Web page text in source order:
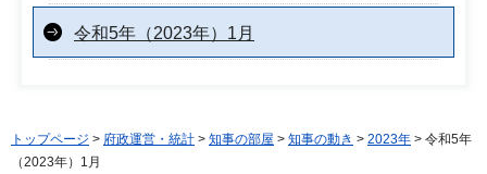
令和5年（2023年）1月
トップページ > 府政運営・統計 > 知事の部屋 > 知事の動き > 2023年 > 令和5年
（2023年）1月